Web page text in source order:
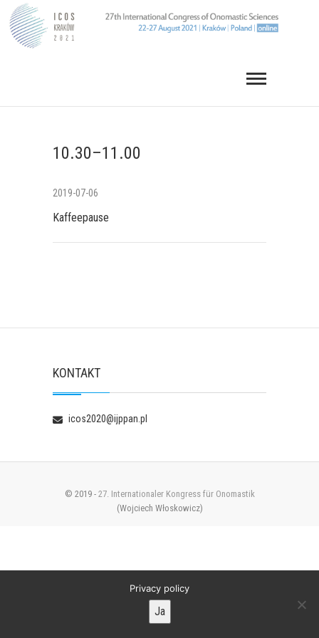
Skip
content
10.30–11.00
2019-07-06
Kaffeepause
KONTAKT
icos2020@ijppan.pl
© 2019 - 27. Internationaler Kongress für Onomastik
(Wojciech Włoskowicz)
Privacy policy
Ja